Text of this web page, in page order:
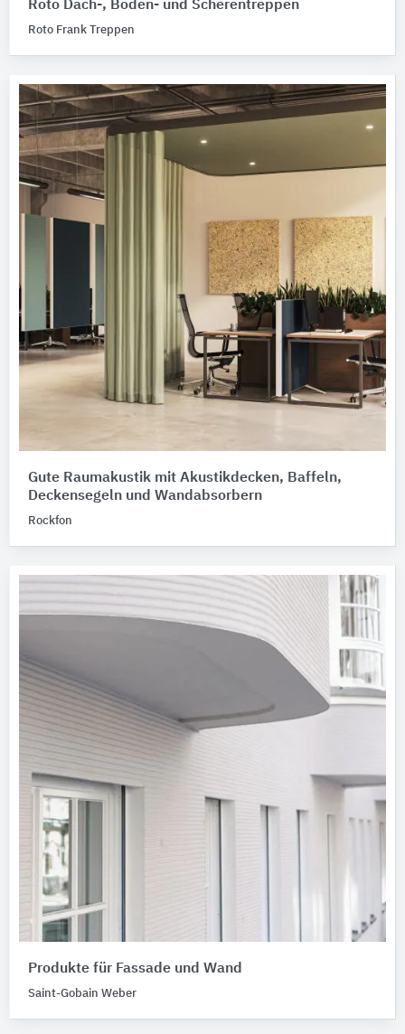
Roto Dach-, Boden- und Scherentreppen
Roto Frank Treppen
Gute Raumakustik mit Akustikdecken, Baffeln,
Deckensegeln und Wandabsorbern
Rockfon
Produkte für Fassade und Wand
Saint-Gobain Weber